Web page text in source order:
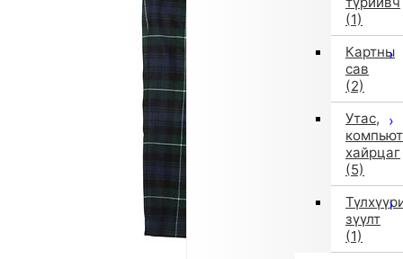
(1)
Картны
сав
(2)
Утас,
хайрцаг
(5)
зүүлт
(1)